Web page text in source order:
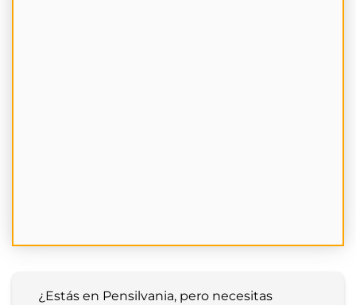
¿Estás en Pensilvania, pero necesitas